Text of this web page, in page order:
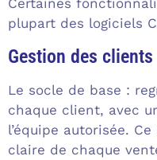
Certaines
plupart des logiciels
Gestion des
Le socle de base :
chaque client, avec
l’équipe autorisée.
claire de chaque